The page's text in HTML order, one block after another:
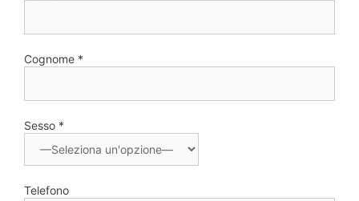
Cognome *
Sesso *
Telefono